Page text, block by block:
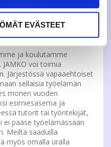
EVÄSTEET
kolme asiantuntijaa, jotka
ohjauksesta,
ja koulutamme
voi toimia
Järjestössä vapaaehtoiset
sellaisia työelämän
monen vuoden
esimiesasema ja
tutorit tai työntekijät,
pääse työelämässään
Meiltä saaduilla
myös omalla uralla